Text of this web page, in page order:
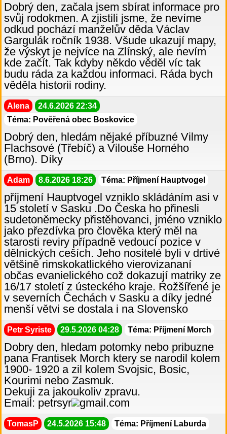
Dobrý den, začala jsem sbírat informace pro
svůj rodokmen. A zjistili jsme, že nevíme
odkud pochází manželův děda Václav
Gargulák ročník 1938. Všude ukazují mapy,
že výskyt je nejvíce na Zlínský, ale nevím
kde začít. Tak kdyby někdo věděl víc tak
budu ráda za každou informaci. Ráda bych
věděla historii rodiny.
Alena
24.6.2026 22:34
Téma: Pověřená obec Boskovice
Dobrý den, hledám nějaké příbuzné Vilmy
Flachsové (Třebíč) a Vilouše Horného
(Brno). Díky
Adam 8.6.2026 18:26 Téma: Příjmení Hauptvogel
příjmení Hauptvogel vzniklo skládáním asi v
15 století v Sasku .Do Česka ho přinesli
sudetoněmecky přistěhovanci, jméno vzniklo
jako přezdívka pro člověka který měl na
starosti reviry případně vedoucí pozice v
dělnických ceších. Jeho nositelé byli v drtivé
většině rimskokatlického vierovizananí
občas evanielického což dokazují matriky ze
16/17 století z ústeckého kraje. Rožšířené je
v severních Čechách v Sasku a díky jedné
menší větvi se dostala i na Slovensko
Petr Syriste 29.5.2026 04:28 Téma: Příjmení Morch
Dobry den, hledam potomky nebo pribuzne
pana Frantisek Morch ktery se narodil kolem
1900- 1920 a zil kolem Svojsic, Bosic,
Kourimi nebo Zasmuk.
Dekuji za jakoukoliv zpravu.
Email: petrsyr
gmail.com
TomasP 24.5.2026 15:48 Téma: Příjmení Laburda